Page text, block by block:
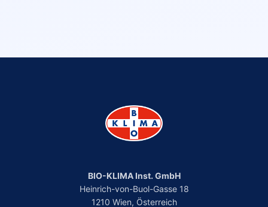
BIO-KLIMA Inst. GmbH
Heinrich-von-Buol-Gasse 18
1210 Wien, Österreich